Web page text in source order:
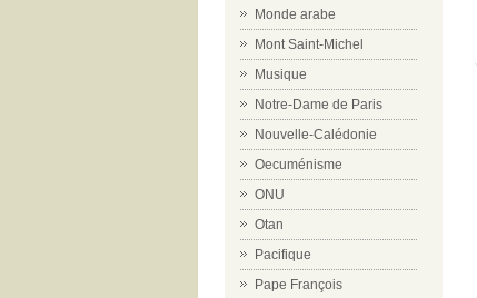
Monde arabe
Mont Saint-Michel
Musique
Notre-Dame de Paris
Nouvelle-Calédonie
Oecuménisme
ONU
Otan
Pacifique
Pape François